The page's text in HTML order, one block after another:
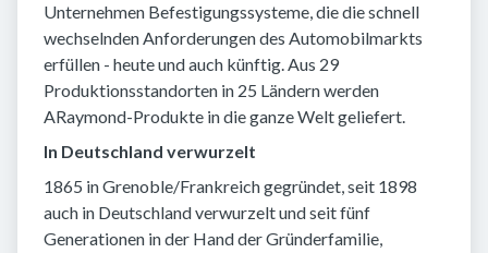
Unternehmen Befestigungssysteme, die die schnell
wechselnden Anforderungen des Automobilmarkts
erfüllen - heute und auch künftig. Aus 29
Produktionsstandorten in 25 Ländern werden
ARaymond-Produkte in die ganze Welt geliefert.
In Deutschland verwurzelt
1865 in Grenoble/Frankreich gegründet, seit 1898
auch in Deutschland verwurzelt und seit fünf
Generationen in der Hand der Gründerfamilie,